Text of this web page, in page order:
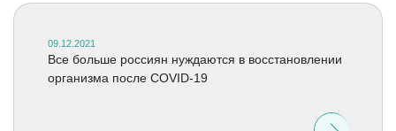
09.12.2021
Все больше россиян нуждаются в восстановлении
организма после COVID-19